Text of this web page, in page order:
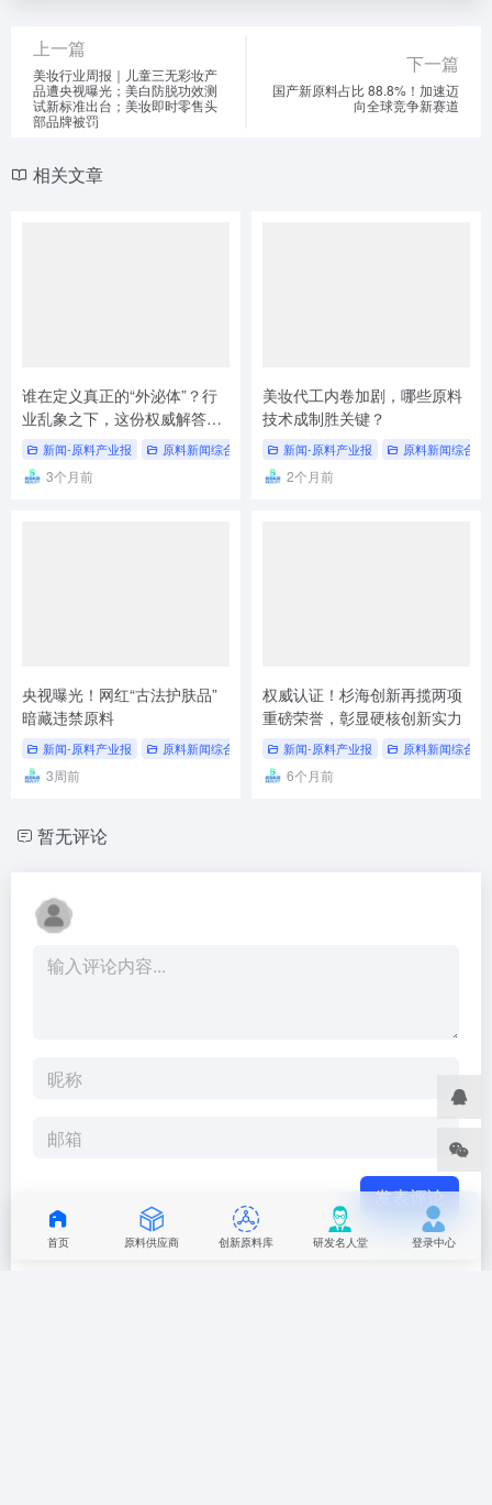
上一篇
美妆行业周报｜儿童三无彩妆产
品遭央视曝光；美白防脱功效测
试新标准出台；美妆即时零售头
部品牌被罚
下一篇
国产新原料占比 88.8%！加速迈
向全球竞争新赛道
相关文章
谁在定义真正的“外泌体”？行
业乱象之下，这份权威解答掷
地有声
新闻-原料产业报 原料新闻综合 # 原料产业新闻
3个月前
美妆代工内卷加剧，哪些原料
技术成制胜关键？
新闻-原料产业报 原料新闻综合
2个月前
央视曝光！网红“古法护肤品”
暗藏违禁原料
新闻-原料产业报 原料新闻综合 # 三无产品 # 古法护肤品 # 央视曝光
3周前
权威认证！杉海创新再揽两项
重磅荣誉，彰显硬核创新实力
新闻-原料产业报 原料新闻综合
6个月前
暂无评论
发表评论
首页 原料供应商 创新原料库 研发名人堂 登录中心